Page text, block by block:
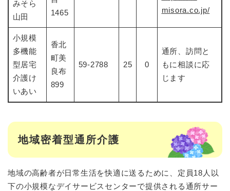
みそら
山田
1465
misora.co.jp/
小規模
多機能
型居宅
介護け
いあい
香北
町美
良布
899
59-2788 25 0
通所、訪問と
もに相談に応
じます
地域密着型通所介護
地域の高齢者が日常生活を快適に送るために、定員18人以
下の小規模なデイサービスセンターで提供される通所サー